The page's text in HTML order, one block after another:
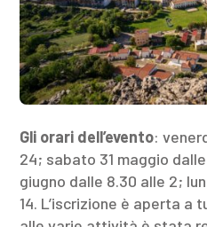
Gli orari dell’evento:
24; sabato 31 maggio
giugno dalle 8.30 alle 2;
14. L’iscrizione è aperta